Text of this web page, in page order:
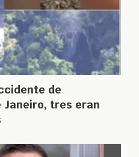
de
Janeiro, tres eran